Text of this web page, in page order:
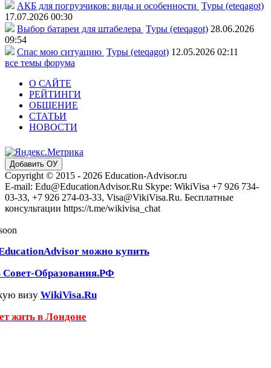
АКБ для погрузчиков: виды и особенности Туры (eteqagot)
17.07.2026 00:30
Выбор батареи для штабелера Туры (eteqagot) 28.06.2026
09:54
Спас мою ситуацию Туры (eteqagot) 12.05.2026 02:11
все темы форума
О САЙТЕ
РЕЙТИНГИ
ОБЩЕНИЕ
СТАТЬИ
НОВОСТИ
Добавить ОУ
Copyright © 2015 - 2026 Education-Advisor.ru
E-mail: Edu@EducationAdvisor.Ru Skype: WikiVisa +7 926 734-
03-33, +7 926 274-03-33, Visa@VikiVisa.Ru. Бесплатные
консультации https://t.me/wikivisa_chat
можно купить
Совет-Образования.РФ
визу WikiVisa.Ru
жить в Лондоне